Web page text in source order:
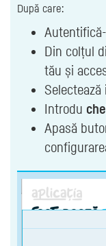
După care:
Din colțul
tău și
Selectează
Introdu
Apasă